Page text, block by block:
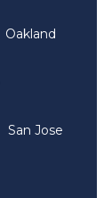
Oakland
San Jose